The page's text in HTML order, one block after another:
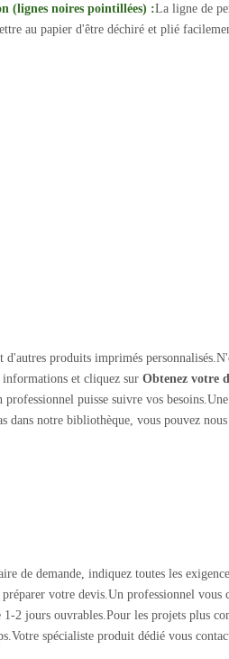
(lignes noires pointillées) :La ligne de
au papier d'être déchiré et plié
d'autres produits imprimés
et cliquez sur Obtenez votre
puisse suivre vos
dans notre bibliothèque, vous pouvez
de demande, indiquez toutes les
votre devis.Un professionnel
1-2 jours ouvrables.Pour les projets plus
spécialiste produit dédié vous